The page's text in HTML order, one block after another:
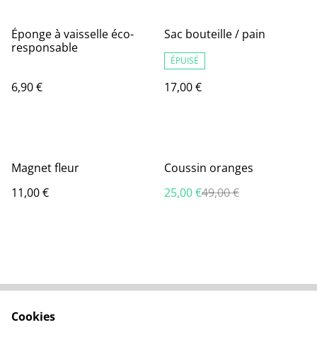
Éponge à vaisselle éco-
responsable
6,90 €
Sac bouteille / pain
ÉPUISÉ
17,00 €
Magnet fleur
11,00 €
%
Coussin oranges
25,00 €49,00 €
Cookies